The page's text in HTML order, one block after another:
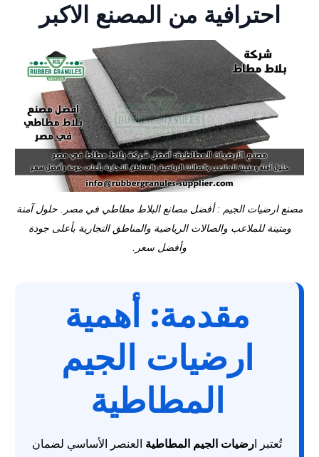
احترافية من المصنع الاكبر
مصنع ارضيات الجيم : أفضل مصانع البلاط مطاطي في مصر. حلول آمنة
ومتينة للملاعب والصالات الرياضية والمناطق التجارية بأعلى جودة
وأفضل سعر.
مقدمة: أهمية
ارضيات الجيم
المطاطية
تُعتبر ا رضيات الجيم المطاطية العنصر الأساسي لضمان